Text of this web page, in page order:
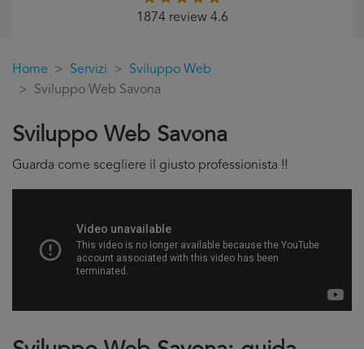
1874 review 4.6
Home Servizi
Sviluppo Web
Sviluppo Web Savona
Sviluppo Web Savona
Guarda come scegliere il giusto professionista !!